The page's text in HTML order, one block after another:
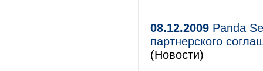
08.12.2009 Panda
партнерского
(Новости)